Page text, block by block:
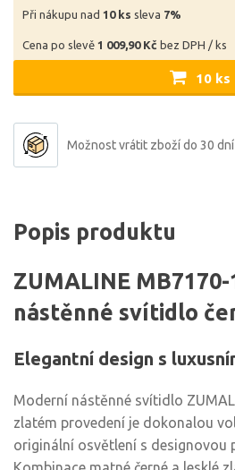
Při nákupu nad 10 ks sleva 7%
Cena po slevě 1 009,90 Kč bez DPH / ks
10 ks
Možnost vrátit zboží do 30 dní
Popis produktu
ZUMALINE
nástěnné svítidlo
Elegantní design s
Moderní nástěnné svítidlo
zlatém provedení je dokonalou
originální osvětlení s designovou